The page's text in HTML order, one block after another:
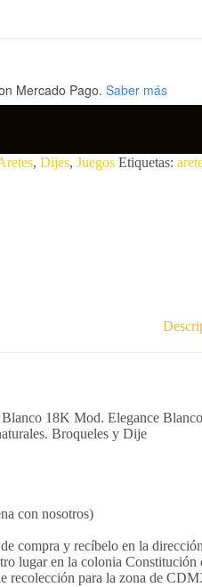
Mercado Pago. Saber más
, Dijes, Juegos Etiquetas:
18K Mod. Elegance Blanco
Broqueles y Dije
con nosotros)
compra y recíbelo en la
lugar en la colonia
recolección para la zona de